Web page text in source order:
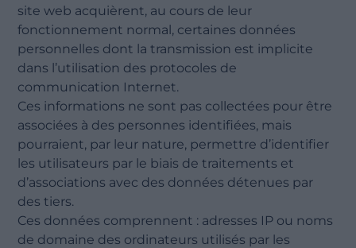
site web acquièrent, au cours de leur
fonctionnement normal, certaines données
personnelles dont la transmission est implicite
dans l’utilisation des protocoles de
communication Internet.
Ces informations ne sont pas collectées pour être
associées à des personnes identifiées, mais
pourraient, par leur nature, permettre d’identifier
les utilisateurs par le biais de traitements et
d’associations avec des données détenues par
des tiers.
Ces données comprennent : adresses IP ou noms
de domaine des ordinateurs utilisés par les